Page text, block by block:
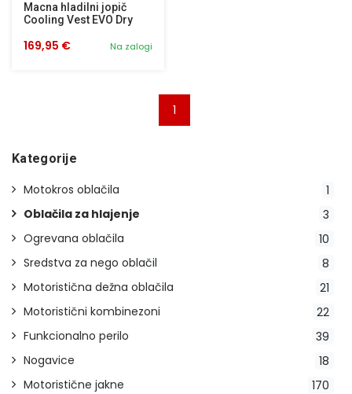
Macna hladilni jopič
Cooling Vest EVO Dry
Na zalogi
169,95 €
1
Kategorije
1
Motokros oblačila
3
Oblačila za hlajenje
10
Ogrevana oblačila
8
Sredstva za nego oblačil
21
Motoristična dežna oblačila
22
Motoristični kombinezoni
39
Funkcionalno perilo
18
Nogavice
170
Motoristične jakne